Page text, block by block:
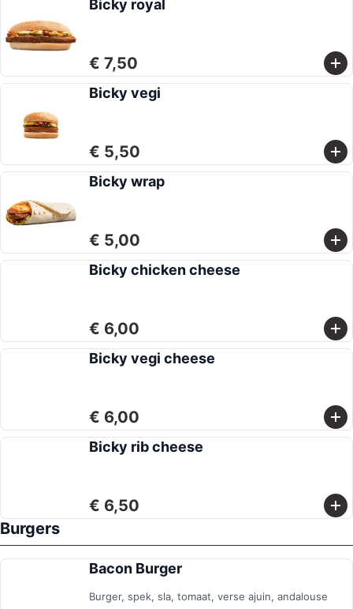
Bicky royal
€ 7,50
Bicky vegi
€ 5,50
Bicky wrap
€ 5,00
Bicky chicken cheese
€ 6,00
Bicky vegi cheese
€ 6,00
Bicky rib cheese
€ 6,50
Burgers
Bacon Burger
Burger, spek, sla, tomaat, verse ajuin, andalouse